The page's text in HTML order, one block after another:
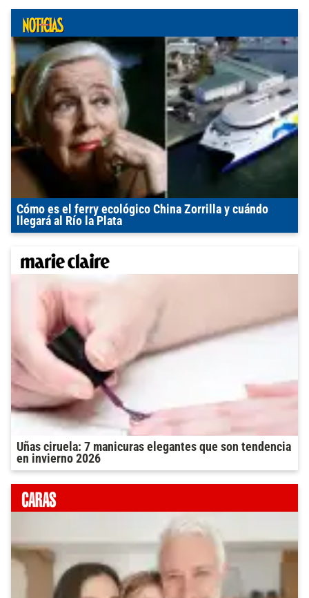
Cómo es el ferry ecológico China Zorrilla y cuándo
llegará al Río la Plata
Uñas ciruela: 7 manicuras elegantes que son tendencia
en invierno 2026